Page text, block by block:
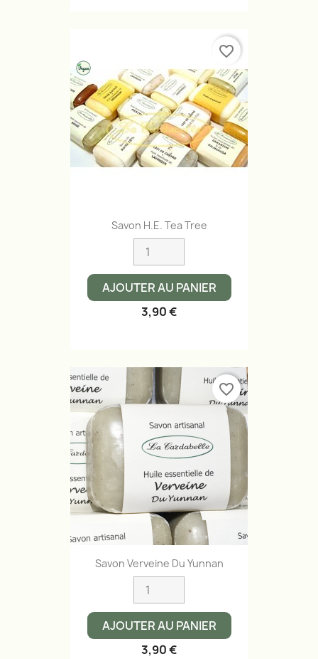
Savon H.E. Tea Tree
AJOUTER AU PANIER
3,90 €
favorite_border
Savon Verveine Du Yunnan
AJOUTER AU PANIER
3,90 €
favorite_border